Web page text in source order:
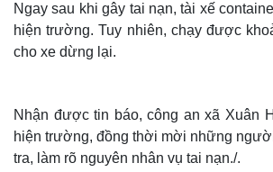
Ngay sau khi gây tai nạn, tài xế
hiện trường. Tuy nhiên, chạy được
cho xe dừng lại.
Nhận được tin báo, công an xã Xuân
hiện trường, đồng thời mời những
tra, làm rõ nguyên nhân vụ tai nạn./.